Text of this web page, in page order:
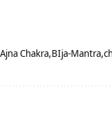
Ajna Chakra BIja-Mantra